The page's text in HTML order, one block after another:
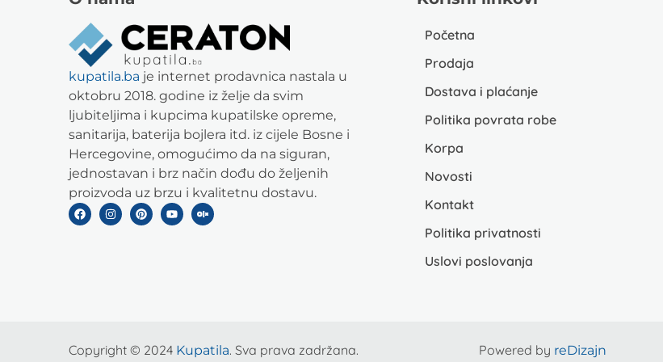
kupatila.ba je internet prodavnica nastala u
oktobru 2018. godine iz želje da svim
ljubiteljima i kupcima kupatilske opreme,
sanitarija, baterija bojlera itd. iz cijele Bosne i
Hercegovine, omogućimo da na siguran,
jednostavan i brz način dođu do željenih
proizvoda uz brzu i kvalitetnu dostavu.
Početna
Prodaja
Dostava i plaćanje
Politika povrata robe
Korpa
Novosti
Kontakt
Politika privatnosti
Uslovi poslovanja
Copyright © 2024 Kupatila. Sva prava zadržana. Powered by reDizajn